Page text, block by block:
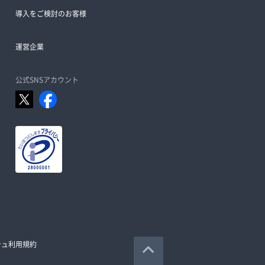
導入をご検討のお客様
運営企業
公式SNSアカウント
ュ利用規約